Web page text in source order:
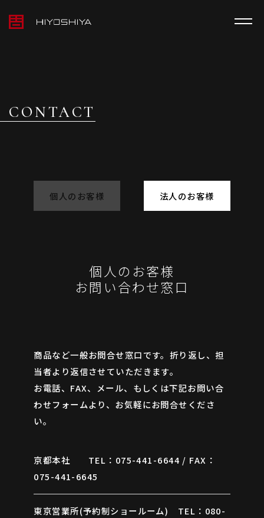
ARCHIVES
CONTACT
個人のお客様 法人のお客様
個人のお客様
お問い合わせ窓口
商品など一般お問合せ窓口です。折り返し、担
当者より返信させていただきます。
お電話、FAX、メール、もしくは下記お問い合
わせフォームより、お気軽にお問合せくださ
い。
京都本社 TEL：075-441-6644 / FAX：
075-441-6645
東京営業所(予約制ショールーム) TEL：080-